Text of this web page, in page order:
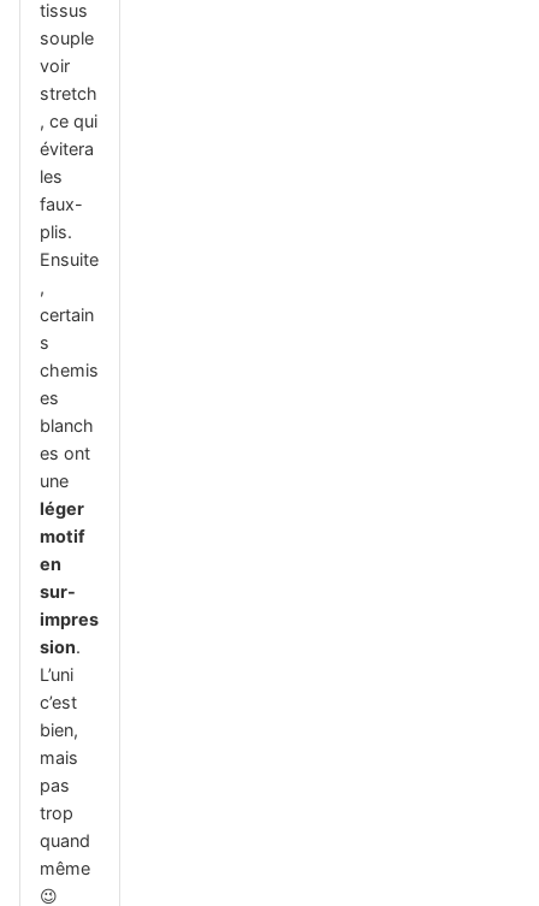
tissus
souple
voir
stretch
, ce qui
évitera
les
faux-
plis.
Ensuite
,
certain
s
chemis
es
blanch
es ont
une
léger
motif
en
sur-
impres
sion.
L’uni
c’est
bien,
mais
pas
trop
quand
même
😉